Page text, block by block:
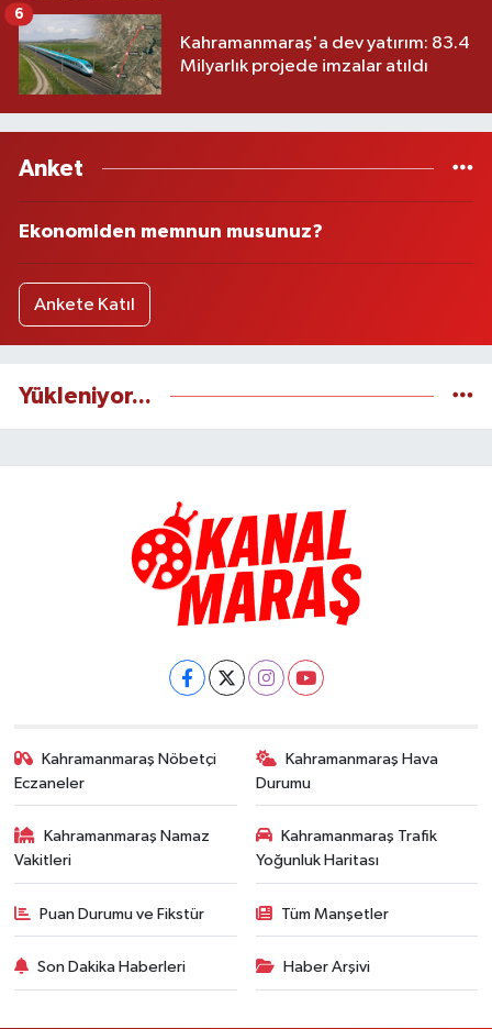
Kahramanmaraş'a dev yatırım: 83.4
Milyarlık projede imzalar atıldı
6
Anket
Ekonomiden memnun musunuz?
Ankete Katıl
Yükleniyor...
Kahramanmaraş Nöbetçi
Eczaneler
Kahramanmaraş Hava
Durumu
Kahramanmaraş Namaz
Vakitleri
Kahramanmaraş Trafik
Yoğunluk Haritası
Puan Durumu ve Fikstür Tüm Manşetler
Son Dakika Haberleri Haber Arşivi